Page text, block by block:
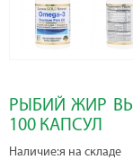
РЫБИЙ ЖИР
100 КАПСУЛ
Наличие:я на складе